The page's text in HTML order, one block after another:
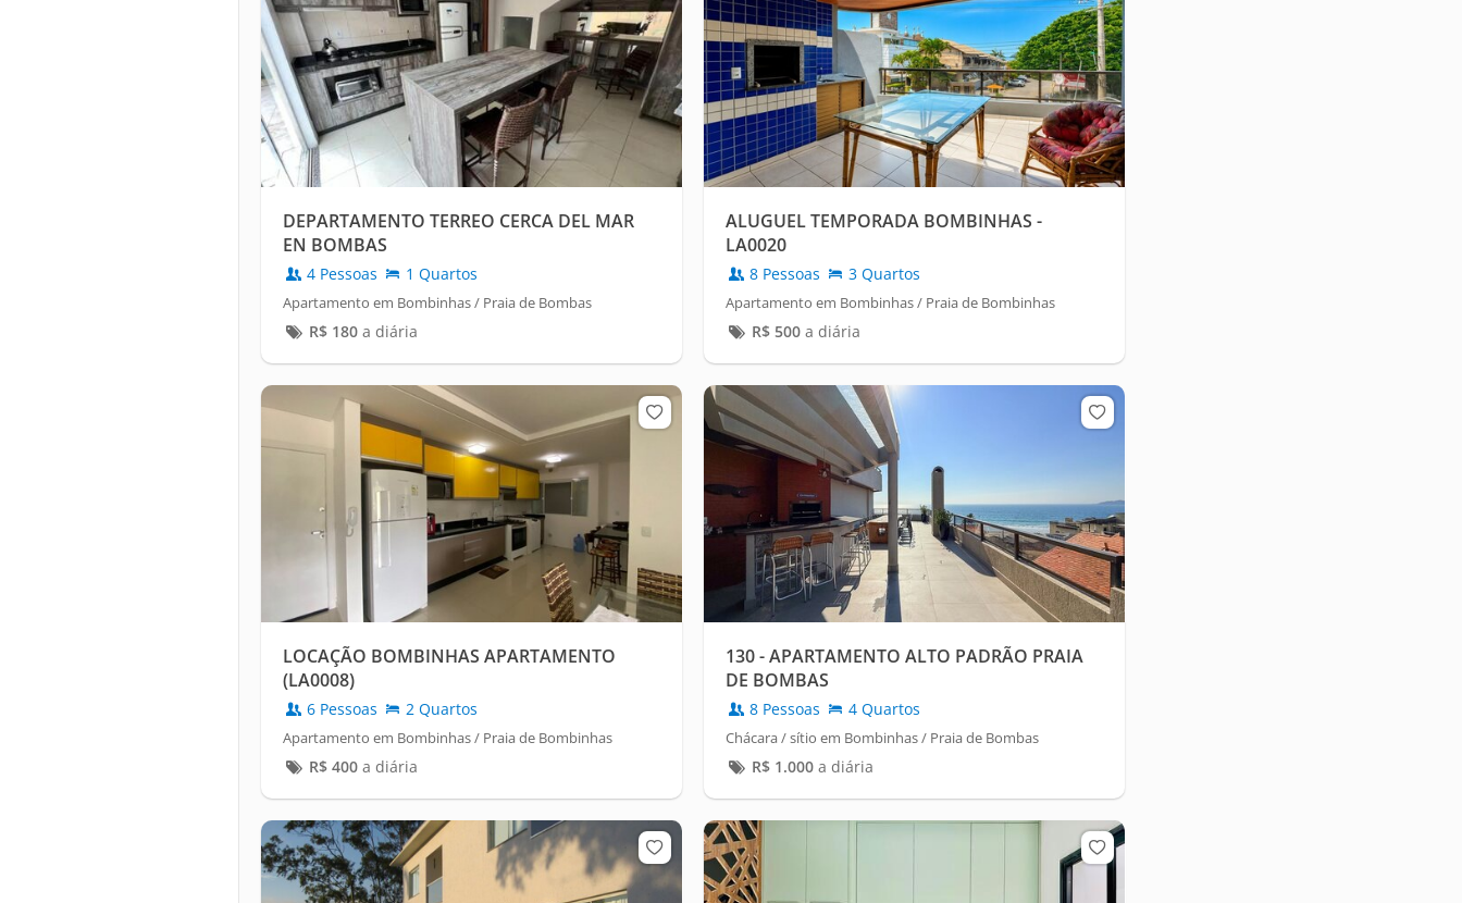
DEPARTAMENTO TERREO CERCA DEL MAR
EN BOMBAS
4 Pessoas 1 Quartos
Apartamento em Bombinhas / Praia de Bombas
R$ 180a diária
ALUGUEL TEMPORADA BOMBINHAS -
LA0020
8 Pessoas 3 Quartos
Apartamento em Bombinhas / Praia de Bombinhas
R$ 500a diária
LOCAÇÃO BOMBINHAS APARTAMENTO
(LA0008)
6 Pessoas 2 Quartos
Apartamento em Bombinhas / Praia de Bombinhas
R$ 400a diária
130 - APARTAMENTO ALTO PADRÃO PRAIA
DE BOMBAS
8 Pessoas 4 Quartos
Chácara / sítio em Bombinhas / Praia de Bombas
R$ 1.000a diária